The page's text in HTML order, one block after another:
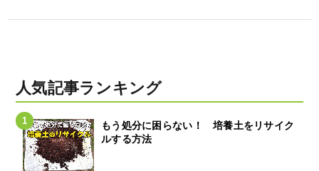
人気記事ランキング
もう処分に困らない！ 培養土をリサイク
ルする方法